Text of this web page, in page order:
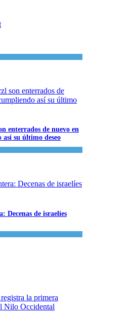
enterrados de nuevo en
así su último deseo
Decenas de israelíes